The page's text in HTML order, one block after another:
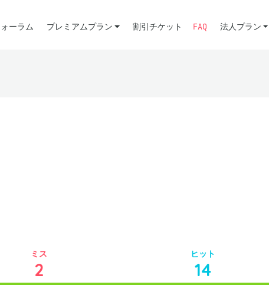
ーラム プレミアムプラン 割引チケット FAQ 法人プラン
ミス
2
ヒット
14